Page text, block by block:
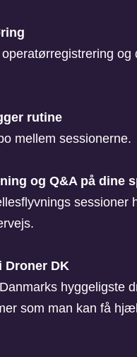
rutine
mellem sessionerne.
og Q&A på dine
sessioner
Droner DK
hyggeligste
som man kan få